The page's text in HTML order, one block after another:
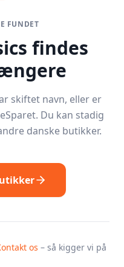
FUNDET
findes
skiftet navn, eller er
Du kan stadig
danske butikker.
os – så kigger vi på